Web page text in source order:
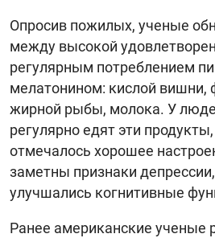
Опросив пожилых, ученые
между высокой
регулярным потреблением
мелатонином: кислой вишни,
жирной рыбы, молока. У
регулярно едят эти
отмечалось хорошее
заметны признаки
улучшались когнитивные
Ранее американские ученые